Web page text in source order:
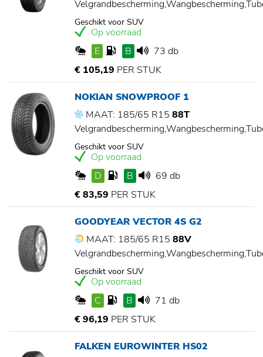
Geschikt voor SUV
Op voorraad
E
B
73 db
€ 105,19 PER STUK
NOKIAN SNOWPROOF 1
MAAT: 185/65 R15 88T
Geschikt voor SUV
Op voorraad
D
B
69 db
€ 83,59 PER STUK
GOODYEAR VECTOR 4S G2
MAAT: 185/65 R15 88V
Geschikt voor SUV
Op voorraad
C
B
71 db
€ 96,19 PER STUK
FALKEN EUROWINTER HS02